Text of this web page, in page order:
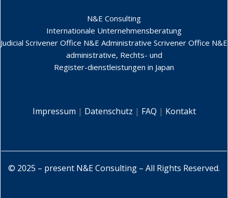
N&E Consulting
Internationale Unternehmensberatung
Judicial Scrivener Office N&E Administrative Scrivener Office N&E
administrative, Rechts- und
Register-dienstleistungen in Japan
Impressum | Datenschutz | FAQ | Kontakt
© 2025 – present N&E Consulting – All Rights Reserved.